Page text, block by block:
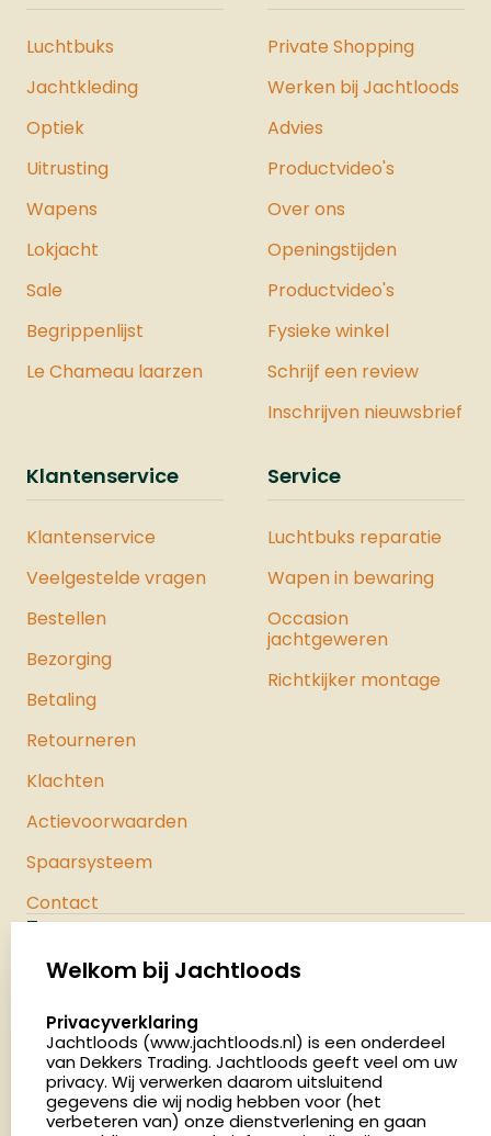
Luchtbuks
Jachtkleding
Optiek
Uitrusting
Wapens
Lokjacht
Sale
Begrippenlijst
Le Chameau laarzen
Private Shopping
Werken bij Jachtloods
Advies
Productvideo's
Over ons
Openingstijden
Productvideo's
Fysieke winkel
Schrijf een review
Inschrijven nieuwsbrief
Klantenservice
Klantenservice
Veelgestelde vragen
Bestellen
Bezorging
Betaling
Retourneren
Klachten
Actievoorwaarden
Spaarsysteem
Contact
Service
Luchtbuks reparatie
Wapen in bewaring
Occasion
jachtgeweren
Richtkijker montage
Palenrij 1
Nederland
4.8
2879 beoordelingen
Openingstijden
Welkom bij Jachtloods
select language
Privacyverklaring
Jachtloods (www.jachtloods.nl) is een onderdeel
van Dekkers Trading. Jachtloods geeft veel om uw
privacy. Wij verwerken daarom uitsluitend
gegevens die wij nodig hebben voor (het
verbeteren van) onze dienstverlening en gaan